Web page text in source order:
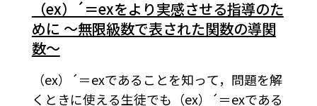
（ex）´＝exをより実感させる指導のた
めに ～無限級数で表された関数の導関
数～
（ex）´＝exであることを知って，問題を解
くときに使える生徒でも（ex）´＝exである